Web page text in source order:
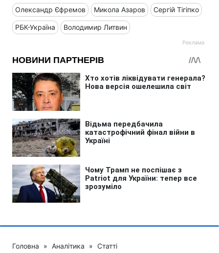
Олександр Єфремов Микола Азаров Сергій Тігіпко
РБК-Україна Володимир Литвин
Головна » Аналітика » Статті